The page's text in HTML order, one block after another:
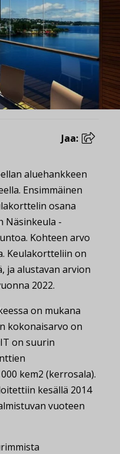
Jaa:
aluehankkeen
Ensimmäinen
osana
Näsinkeula -
Kohteen arvo
Keulakortteliin on
ja alustavan arvion
2022.
on mukana
kokonaisarvo on
on suurin
kem2 (kerrosala).
kesällä 2014
vuoteen